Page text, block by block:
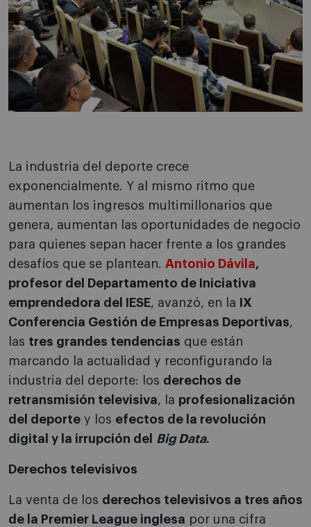
La industria del deporte crece
exponencialmente. Y al mismo ritmo que
aumentan los ingresos multimillonarios que
genera, aumentan las oportunidades de negocio
para quienes sepan hacer frente a los grandes
desafíos que se plantean. Antonio Dávila,
profesor del Departamento de Iniciativa
emprendedora del IESE, avanzó, en la
IX
Conferencia Gestión de Empresas Deportivas,
las tres grandes tendencias que están
marcando la actualidad y reconfigurando la
industria del deporte: los derechos de
retransmisión televisiva, la profesionalización
del deporte y los efectos de la revolución
digital y la irrupción del Big Data.
Derechos televisivos
La venta de los derechos televisivos a tres años
de la Premier League inglesa por una cifra